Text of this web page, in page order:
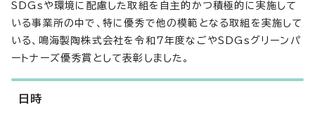
SDGsや環境に配慮した取組を自主的かつ積極的に実施して
いる事業所の中で、特に優秀で他の模範となる取組を実施して
いる、鳴海製陶株式会社を令和7年度なごやSDGsグリーンパ
ートナーズ優秀賞として表彰しました。
日時